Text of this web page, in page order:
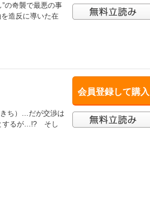
の奇襲で最悪の事
造反に導いた在
会員登録して購入
きち）…だが交渉は
するが…!? そし